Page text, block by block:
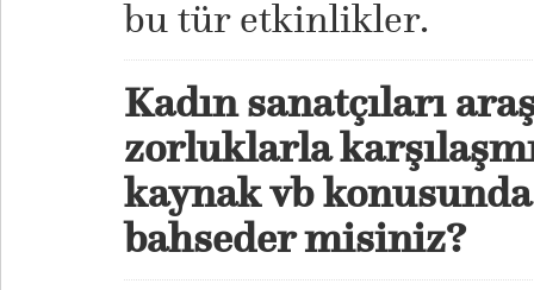
bu tür etkinlikler.
Kadın sanatçıları
zorluklarla
kaynak vb
bahseder misiniz?